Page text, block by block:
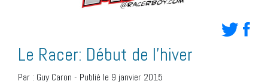
Le Racer: Début de l’hiver
Par : Guy Caron - Publié le 9 janvier 2015